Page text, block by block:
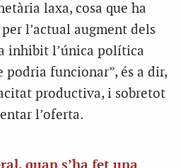
laxa, cosa que ha
l’actual augment dels
inhibit l’única política
funcionar”, és a dir,
productiva, i sobretot
l’oferta.